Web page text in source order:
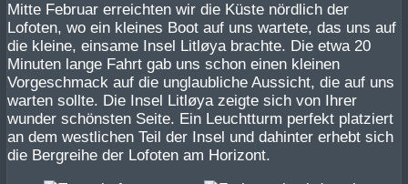
Mitte Februar erreichten wir die Küste nördlich der
Lofoten, wo ein kleines Boot auf uns wartete, das uns auf
die kleine, einsame Insel Litløya brachte. Die etwa 20
Minuten lange Fahrt gab uns schon einen kleinen
Vorgeschmack auf die unglaubliche Aussicht, die auf uns
warten sollte. Die Insel Litløya zeigte sich von Ihrer
wunder schönsten Seite. Ein Leuchtturm perfekt platziert
an dem westlichen Teil der Insel und dahinter erhebt sich
die Bergreihe der Lofoten am Horizont.